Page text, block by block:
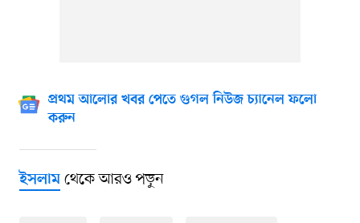
প্রথম আলোর খবর পেতে গুগল নিউজ চ্যানেল ফলো
করুন
ইসলামথেকে আরও পড়ুন